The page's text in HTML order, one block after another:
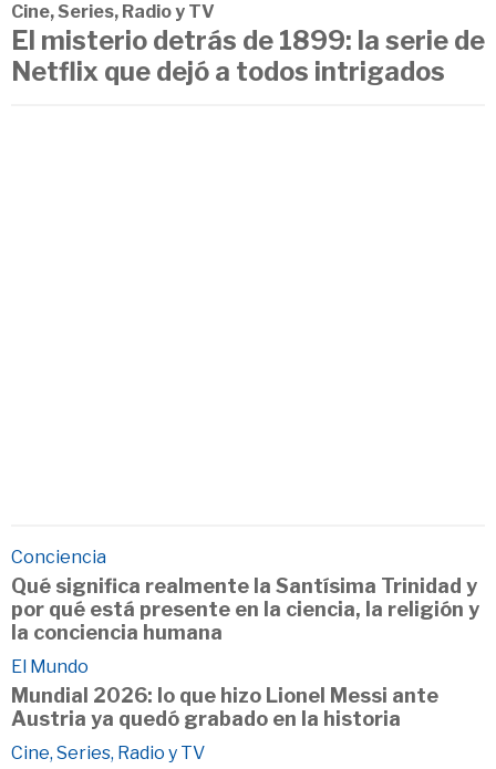
Cine, Series, Radio y TV
El misterio detrás de 1899: la serie de
Netflix que dejó a todos intrigados
Conciencia
Qué significa realmente la Santísima Trinidad y
por qué está presente en la ciencia, la religión y
la conciencia humana
El Mundo
Mundial 2026: lo que hizo Lionel Messi ante
Austria ya quedó grabado en la historia
Cine, Series, Radio y TV